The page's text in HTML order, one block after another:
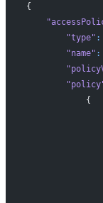
{
        "type"
:
        "name"
:
            {